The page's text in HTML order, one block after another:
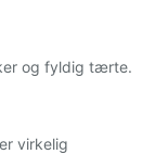
og fyldig tærte.
virkelig